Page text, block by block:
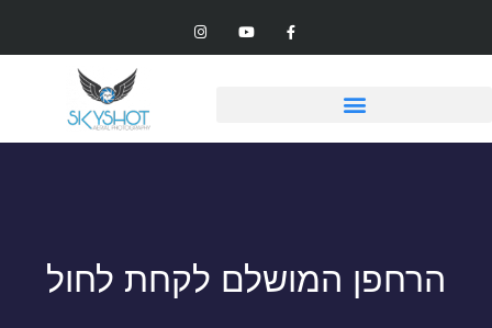
הרחפן המושלם לקחת לחול